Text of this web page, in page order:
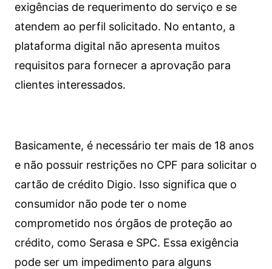
exigências de requerimento do serviço e se
atendem ao perfil solicitado. No entanto, a
plataforma digital não apresenta muitos
requisitos para fornecer a aprovação para
clientes interessados.
Basicamente, é necessário ter mais de 18 anos
e não possuir restrições no CPF para solicitar o
cartão de crédito Digio. Isso significa que o
consumidor não pode ter o nome
comprometido nos órgãos de proteção ao
crédito, como Serasa e SPC. Essa exigência
pode ser um impedimento para alguns